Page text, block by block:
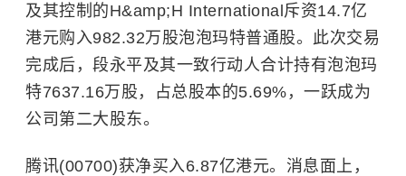
及其控制的H&amp;H International斥资14.7亿
港元购入982.32万股泡泡玛特普通股。此次交易
完成后，段永平及其一致行动人合计持有泡泡玛
特7637.16万股，占总股本的5.69%，一跃成为
公司第二大股东。
腾讯(00700)获净买入6.87亿港元。消息面上，